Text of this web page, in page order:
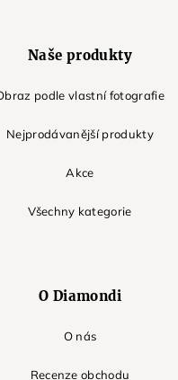
Naše produkty
podle vlastní fotografie
Nejprodávanější produkty
Akce
Všechny kategorie
O Diamondi
O nás
Recenze obchodu